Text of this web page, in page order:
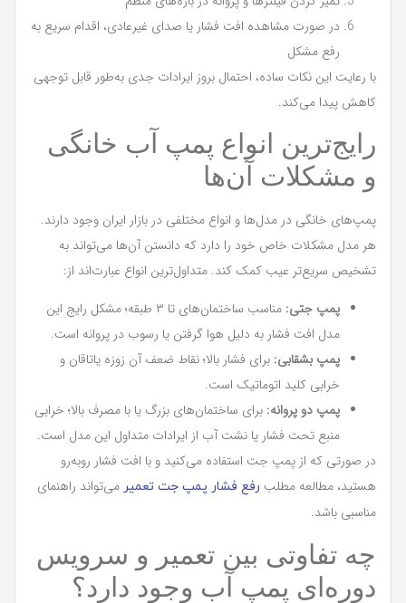
در صورت مشاهده افت فشار یا صدای غیرعادی، اقدام سریع به
رفع مشکل
با رعایت این نکات ساده، احتمال بروز ایرادات جدی به‌طور قابل توجهی
کاهش پیدا می‌کند.
رایج‌ترین انواع پمپ آب خانگی
و مشکلات آن‌ها
پمپ‌های خانگی در مدل‌ها و انواع مختلفی در بازار ایران وجود دارند.
هر مدل مشکلات خاص خود را دارد که دانستن آن‌ها می‌تواند به
تشخیص سریع‌تر عیب کمک کند. متداول‌ترین انواع عبارت‌اند از:
پمپ جتی:
مناسب ساختمان‌های تا ۳ طبقه؛ مشکل رایج این
مدل افت فشار به دلیل هوا گرفتن یا رسوب در پروانه است.
پمپ بشقابی: برای فشار بالا؛ نقاط ضعف آن زوزه یاتاقان و
خرابی کلید اتوماتیک است.
پمپ دو پروانه: برای ساختمان‌های بزرگ یا با مصرف بالا؛ خرابی
منبع تحت فشار یا نشت آب از ایرادات متداول این مدل است.
در صورتی که از پمپ جت استفاده می‌کنید و با افت فشار روبه‌رو
هستید، مطالعه مطلب رفع فشار پمپ جت تعمیر می‌تواند راهنمای
مناسبی باشد.
چه تفاوتی بین تعمیر و سرویس
دوره‌ای پمپ آب وجود دارد؟